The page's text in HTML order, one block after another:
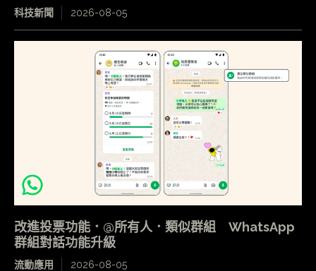
科技新聞 2026-08-05
改進投票功能．@所有人．類似群組 WhatsApp
群組對話功能升級
流動應用 2026-08-05